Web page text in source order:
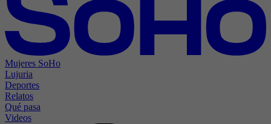
Mujeres SoHo
Lujuria
Deportes
Relatos
Qué pasa
Videos